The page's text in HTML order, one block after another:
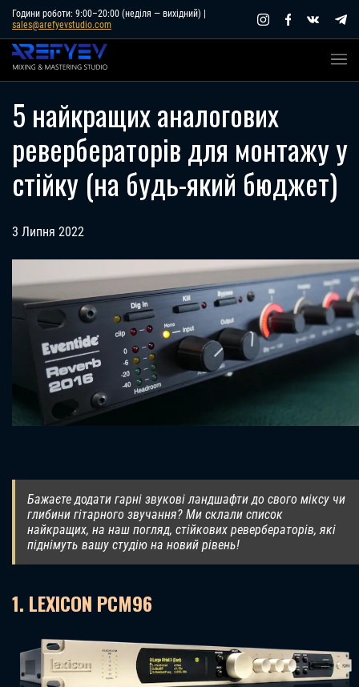
Skip
content
Години роботи: 9:00–20:00 (неділя — вихідний) |
sales@arefyevstudio.com
5 найкращих аналогових
ревербераторів для монтажу у
стійку (на будь-який бюджет)
3 Липня 2022
Бажаєте додати гарні звукові ландшафти до свого міксу чи
глибини гітарного звучання? Ми склали список
найкращих, на наш погляд, стійкових ревербераторів, які
піднімуть вашу студію на новий рівень!
1. LEXICON PCM96